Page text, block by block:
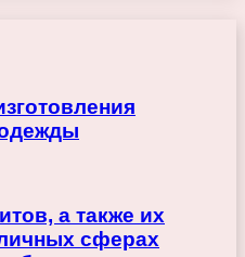
а также их
сферах